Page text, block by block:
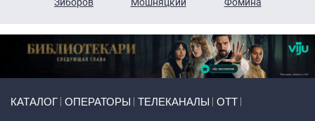
КАТАЛОГ ОПЕРАТОРЫ ТЕЛЕКАНАЛЫ ОТТ